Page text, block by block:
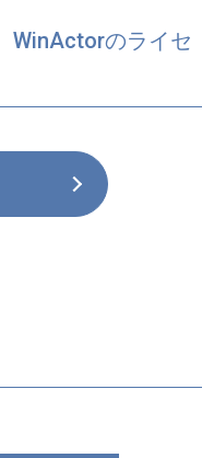
WinActorのライセ